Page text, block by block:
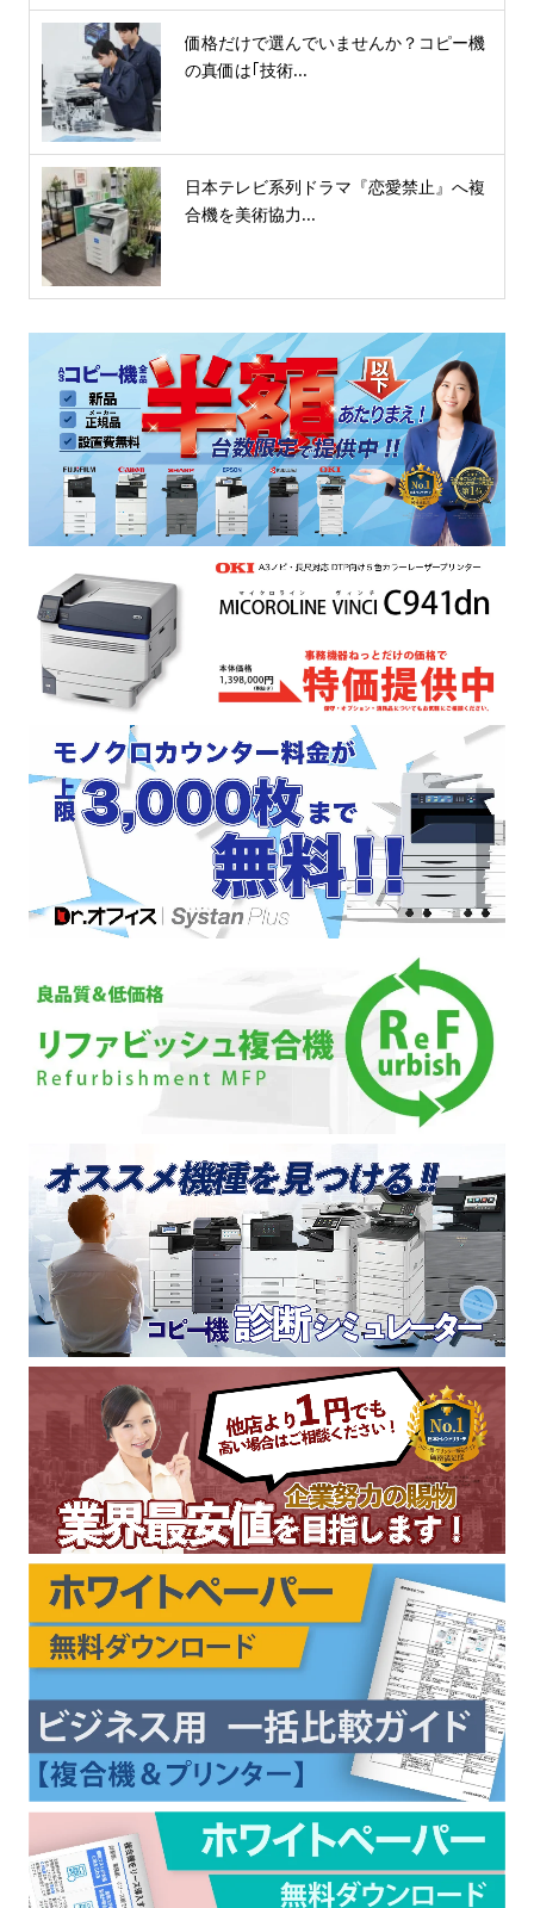
価格だけで選んでいませんか？コピー機
の真価は｢技術...
日本テレビ系列ドラマ『恋愛禁止』へ複
合機を美術協力...